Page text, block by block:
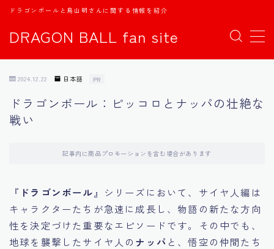
DRAGON BALL fan site
ドラゴンボールと鳥山明さんに関する情報を紹介
MENU
日本語
中文
Español
2024.12.22 日本語 PR
ドラゴンボール：ピッコロとナッパの壮絶な
戦い
記事内に商品プロモーションを含む場合があります
『 ドラゴンボール 』シリーズにおいて、サイヤ人編は
キャラクターたちが急速に成長し、物語の新たな方向
性を決定づけた重要なエピソードです。その中でも、
地球を襲撃したサイヤ人の ナッパ と、悟空の仲間たち